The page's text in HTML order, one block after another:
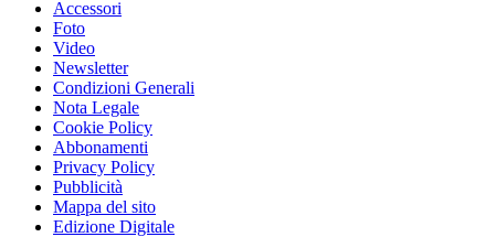
Accessori
Foto
Video
Newsletter
Condizioni Generali
Nota Legale
Cookie Policy
Abbonamenti
Privacy Policy
Pubblicità
Mappa del sito
Edizione Digitale